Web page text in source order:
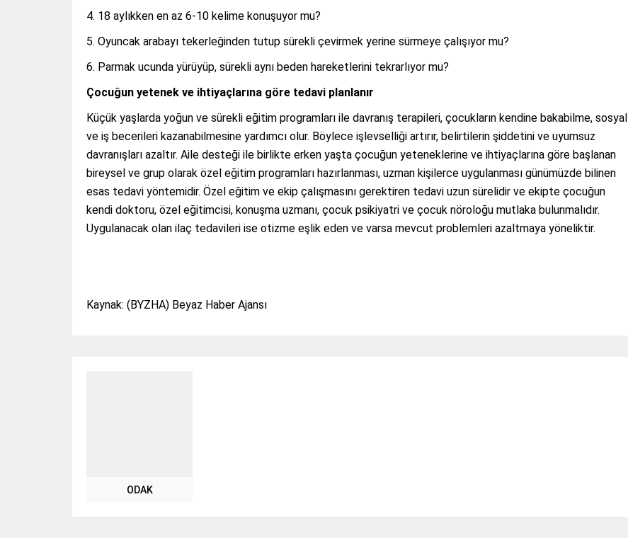
18 aylıkken en az 6-10 kelime konuşuyor mu?
Oyuncak arabayı tekerleğinden tutup sürekli çevirmek yerine sürmeye çalışıyor mu?
Parmak ucunda yürüyüp, sürekli aynı beden hareketlerini tekrarlıyor mu?
Çocuğun yetenek ve ihtiyaçlarına göre tedavi planlanır
Küçük yaşlarda yoğun ve sürekli eğitim programları ile davranış terapileri, çocukların kendine bakabilme, sosyal
ve iş becerileri kazanabilmesine yardımcı olur. Böylece işlevselliği artırır, belirtilerin şiddetini ve uyumsuz
davranışları azaltır. Aile desteği ile birlikte erken yaşta çocuğun yeteneklerine ve ihtiyaçlarına göre başlanan
bireysel ve grup olarak özel eğitim programları hazırlanması, uzman kişilerce uygulanması günümüzde bilinen
esas tedavi yöntemidir. Özel eğitim ve ekip çalışmasını gerektiren tedavi uzun sürelidir ve ekipte çocuğun
kendi doktoru, özel eğitimcisi, konuşma uzmanı, çocuk psikiyatri ve çocuk nöroloğu mutlaka bulunmalıdır.
Uygulanacak olan ilaç tedavileri ise otizme eşlik eden ve varsa mevcut problemleri azaltmaya yöneliktir.
Kaynak: (BYZHA) Beyaz Haber Ajansı
ODAK